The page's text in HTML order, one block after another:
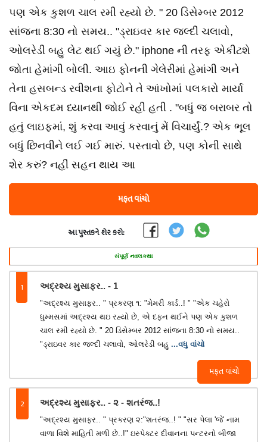
પણ એક કુશળ ચાલ રમી રહ્યો છે. " 20 ડિસેમ્બર 2012
સાંજના 8:30 નો સમય.. "ડ્રાઇવર કાર જલ્દી ચલાવો,
ઓલરેડી બહુ લેટ થઈ ગયું છે." iphone ની તરફ એકીટશે
જોતા હેમાંગી બોલી. આઇ ફોનની ગેલેરીમાં હેમાંગી અને
તેના હસબન્ડ રવીશના ફોટોને તે આંખોમાં પલકારો માર્યા
વિના એકદમ ધ્યાનથી જોઈ રહી હતી . "બધું જ બરાબર તો
હતું લાઇફમાં, શું કરવા આવું કરવાનું મેં વિચાર્યું.? એક ભૂલ
બધું છિનવીને લઈ ગઈ મારું. પસ્તાવો છે, પણ કોની સાથે
શેર કરું? નહીં સહન થાય આ
મફત વાંચો
આ પુસ્તકને શેર કરો:
સંપૂર્ણ નવલકથા
1 અદ્રશ્ય મુસાફર.. - 1
મફત વાંચો
"અદ્રશ્ય મુસાફર.. " પ્રકરણ ૧: "મેમરી કાર્ડ..! " "એક ચહેરો
ધુમ્મસમાં અદ્રશ્ય થઇ રહ્યો છે, એ દફન થઈને પણ એક કુશળ
ચાલ રમી રહ્યો છે. " 20 ડિસેમ્બર 2012 સાંજના 8:30 નો સમય..
"ડ્રાઇવર કાર જલ્દી ચલાવો, ઓલરેડી બહુ ...વધુ વાંચો
2 અદ્રશ્ય મુસાફર.. - ૨ - શતરંજ..!
"અદ્રશ્ય મુસાફર.. " પ્રકરણ ૨:"શતરંજ..! " "સર પેલા 'જે' નામ
વાળા વિશે માહિતી મળી છે..!" ઇસ્પેક્ટર દીવાનના પન્ટરનો બીજા